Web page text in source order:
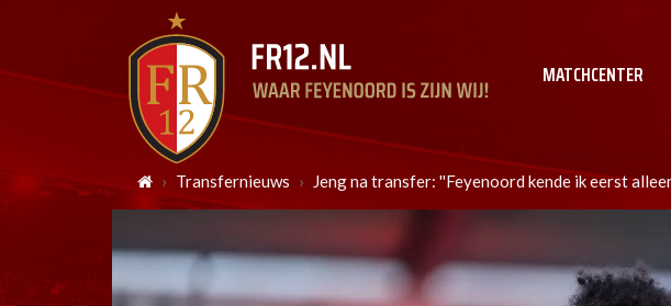
MATCHCENTER
Transfernieuws Jeng na transfer: ''Feyenoord kende ik eerst